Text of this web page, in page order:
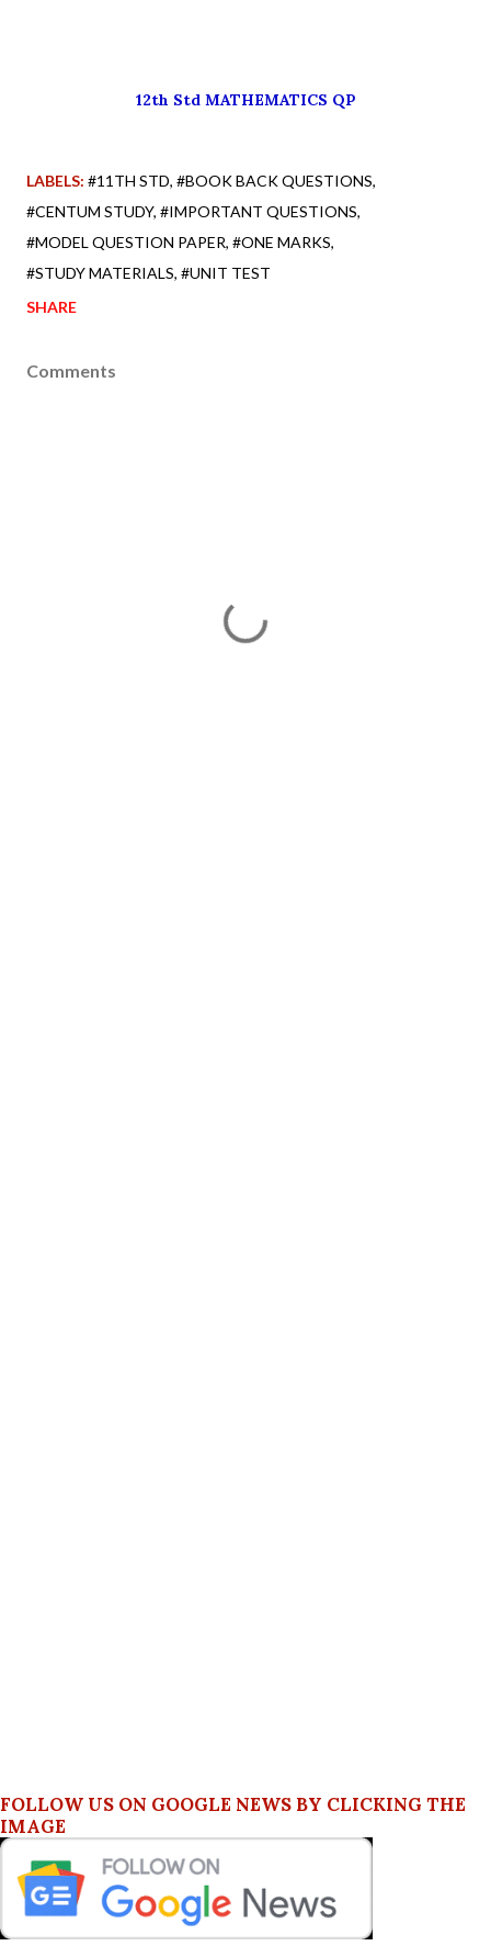
12th Std MATHEMATICS QP
LABELS: #11TH STD #BOOK BACK QUESTIONS
#CENTUM STUDY #IMPORTANT QUESTIONS
#MODEL QUESTION PAPER #ONE MARKS
#STUDY MATERIALS #UNIT TEST
SHARE
Comments
FOLLOW US ON GOOGLE NEWS BY CLICKING THE
IMAGE